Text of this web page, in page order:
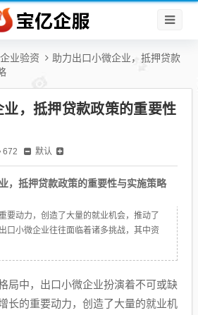
企业验资
助力出口小微企业，抵押贷款
，抵押贷款政策的重要性
672 默认
中，出口小微企业扮演着不可或缺的角
要动力，创造了大量的就业机会，推动了
口小微企业往往面临着诸多挑战，其中资
局中，出口小微企业扮演着不可或缺
长的重要动力，创造了大量的就业机